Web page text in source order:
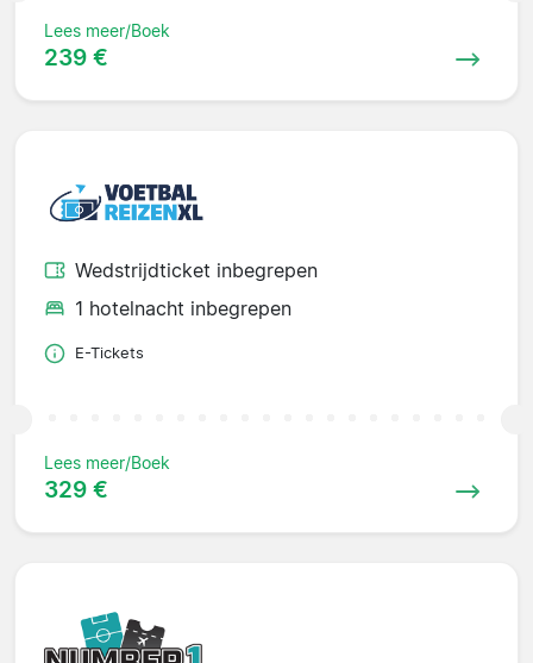
Lees meer/Boek
239 €
Wedstrijdticket inbegrepen
1 hotelnacht inbegrepen
E-Tickets
Lees meer/Boek
329 €